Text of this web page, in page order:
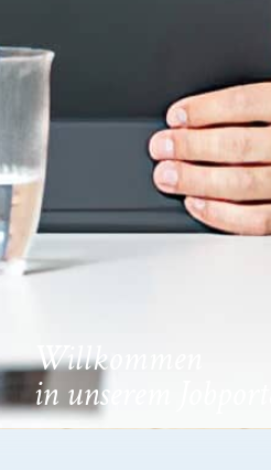
Willkommen
in unserem Jobportal